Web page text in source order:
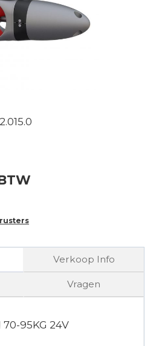
Verkoop Info
Vragen
70-95KG 24V